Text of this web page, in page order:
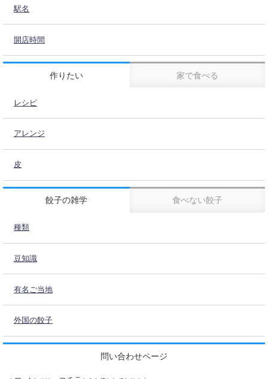
駅名
開店時間
作りたい 家で食べる
レシピ
アレンジ
皮
餃子の雑学 食べない餃子
種類
豆知識
有名ご当地
外国の餃子
問い合わせページ